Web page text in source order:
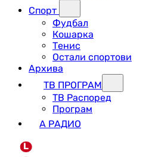
Спорт
Фудбал
Кошарка
Тенис
Остали спортови
Архива
ТВ ПРОГРАМ
ТВ Распоред
Програм
А РАДИО
L